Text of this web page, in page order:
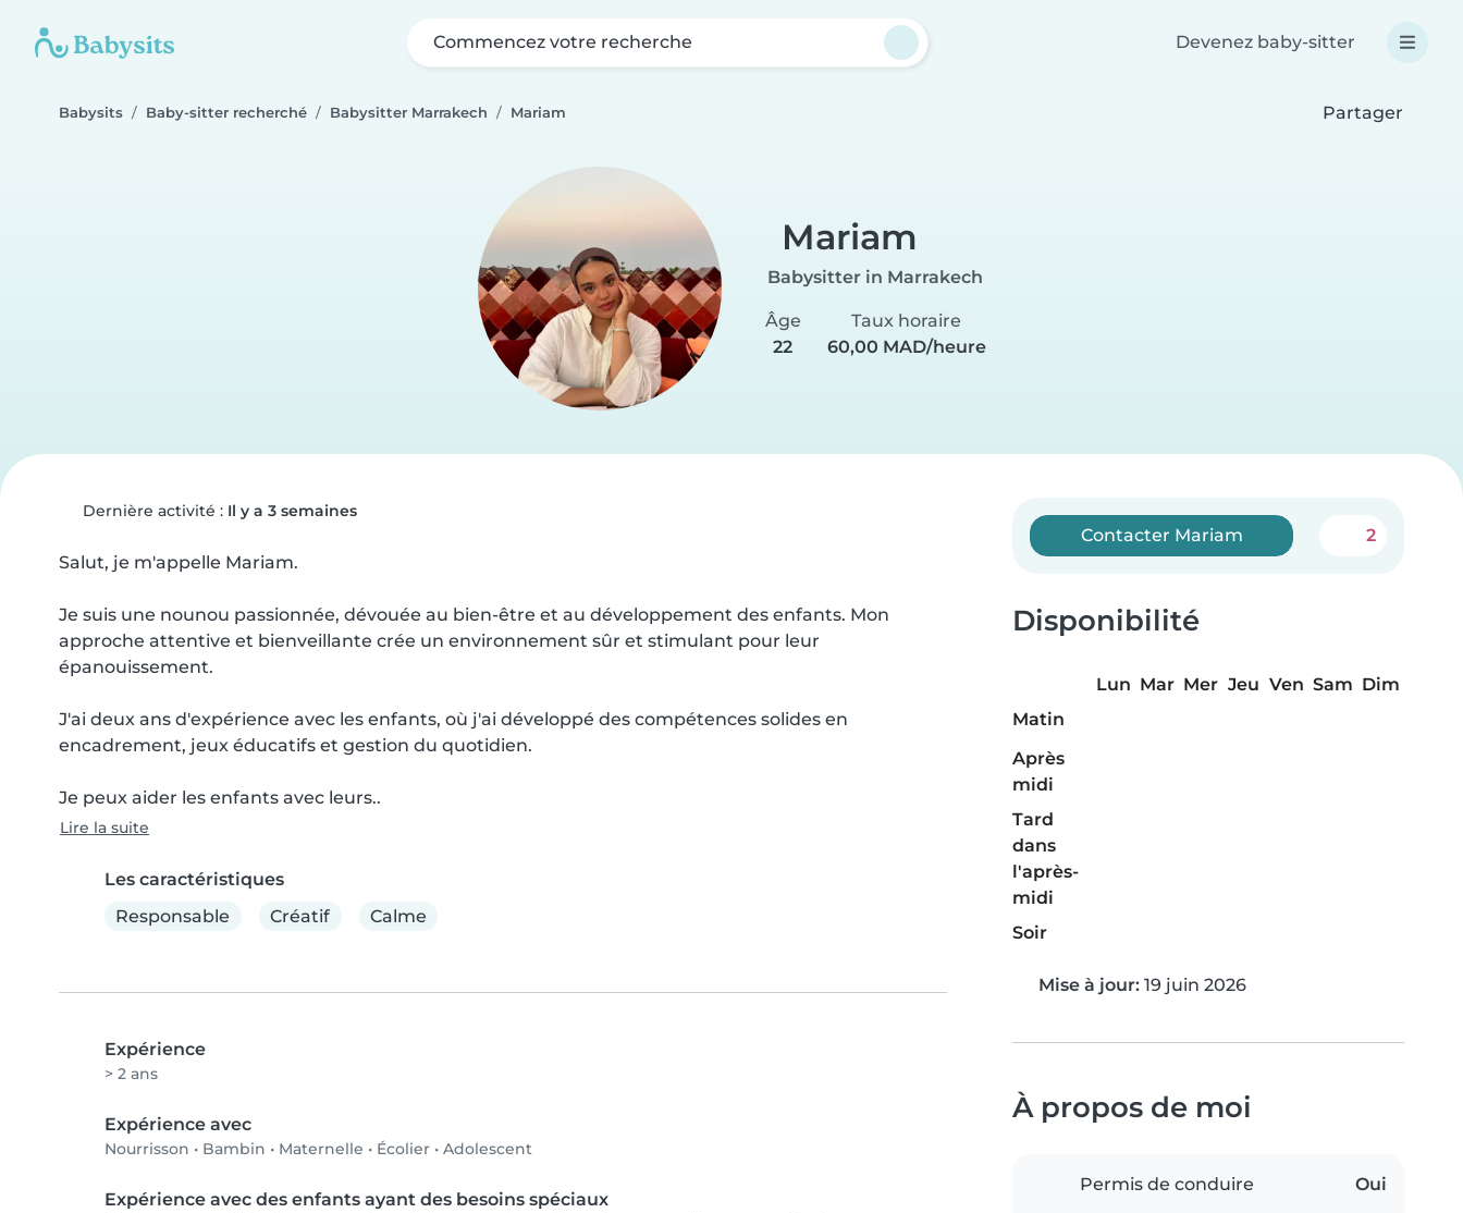
Commencez votre recherche Devenez baby-sitter
Babysits Baby-sitter recherché Babysitter Marrakech Mariam Partager
Mariam
Babysitter in Marrakech
Âge
22
Taux horaire
60,00 MAD/heure
Dernière activité : Il y a 3 semaines
Salut, je m'appelle Mariam.
Je suis une nounou passionnée, dévouée au bien-être et au développement des enfants. Mon
approche attentive et bienveillante crée un environnement sûr et stimulant pour leur
épanouissement.
J'ai deux ans d'expérience avec les enfants, où j'ai développé des compétences solides en
encadrement, jeux éducatifs et gestion du quotidien.
Je peux aider les enfants avec leurs..
Lire la suite
Les caractéristiques
Responsable
Créatif Calme
Expérience
> 2 ans
Expérience avec
Nourrisson • Bambin • Maternelle • Écolier • Adolescent
Expérience avec des enfants ayant des besoins spéciaux
Contacter Mariam 2
Disponibilité
Lun Mar Mer Jeu Ven Sam Dim
Matin
Après
midi
Tard
dans
l'après-
midi
Soir
Mise à jour: 19 juin 2026
À propos de moi
Permis de conduire Oui